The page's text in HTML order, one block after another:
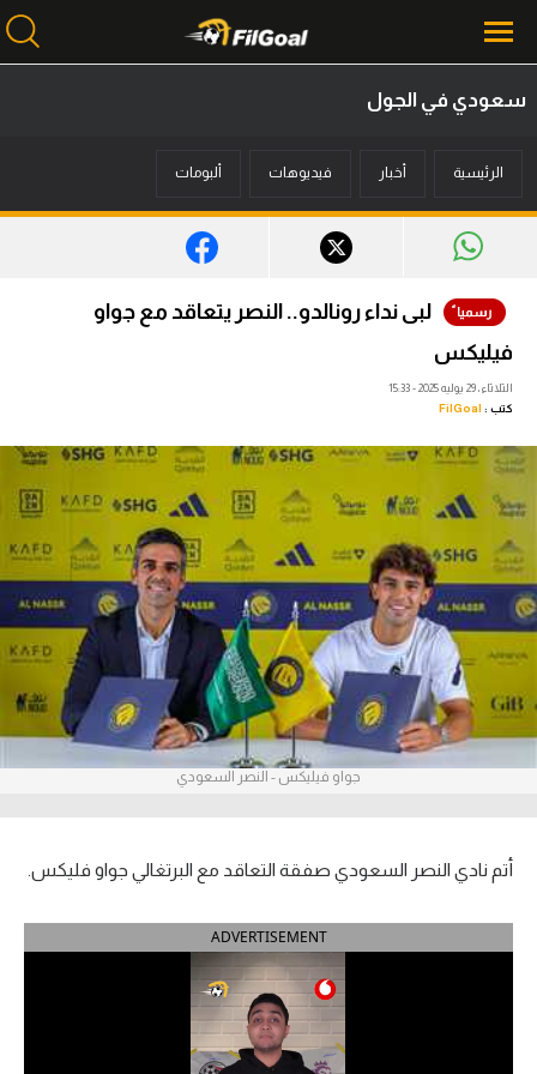
أخبار
ميركاتو
فانتازي في الجول
فيديوهات
عدسات
آراء حرة
ركن الألعاب
بطولات
أمريكا 2026
الدوري الإيطالي
سعودي في الجول
الرئيسية أخبار فيديوهات ألبومات
لبى نداء رونالدو.. النصر يتعاقد مع جواو
فيليكس
الثلاثاء، 29 يوليه 2025 - 15:33
كتب : FilGoal
جواو فيليكس - النصر السعودي
أتم نادي النصر السعودي صفقة التعاقد مع البرتغالي جواو فليكس.
ADVERTISEMENT